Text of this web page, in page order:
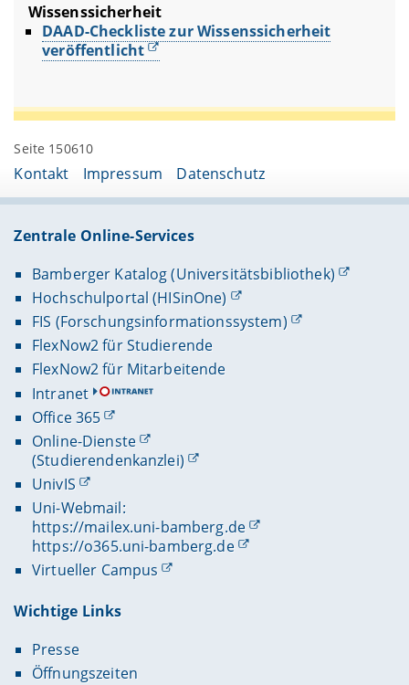
Wissenssicherheit
DAAD-Checkliste zur Wissenssicherheit
veröffentlicht
Seite 150610
Kontakt Impressum Datenschutz
Zentrale Online-Services
Bamberger Katalog (Universitätsbibliothek)
Hochschulportal (HISinOne)
FIS (Forschungsinformationssystem)
FlexNow2 für Studierende
FlexNow2 für Mitarbeitende
Intranet
Office 365
Online-Dienste
(Studierendenkanzlei)
UnivIS
Uni-Webmail:
https://mailex.uni-bamberg.de
https://o365.uni-bamberg.de
Virtueller Campus
Wichtige Links
Presse
Öffnungszeiten